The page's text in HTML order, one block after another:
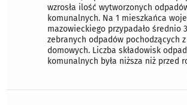
wzrosła ilość wytworzonych
komunalnych. Na 1 mieszkańca
mazowieckiego przypadało średnio
zebranych odpadów pochodzących
domowych. Liczba składowisk
komunalnych była niższa niż przed